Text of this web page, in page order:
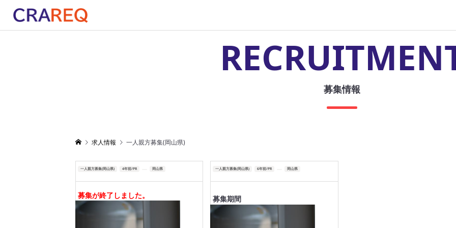
募集情報
求人情報 一人親方募集(岡山県)
一人親方募集(岡山県) 4年前/PR 岡山県
募集が終了しました。
一人親方募集(岡山県) 6年前/PR 岡山県
募集期間